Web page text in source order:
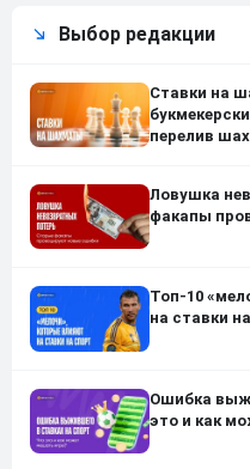
Выбор редакции
Ставки на
перелив
Ловушка
факапы
Топ-10
на ставки
Ошибка
это и как